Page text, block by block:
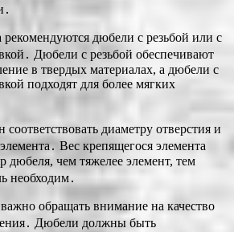
дюбели с резьбой или с
Дюбели с резьбой обеспечивают
в твердых материалах, а дюбели с
подходят для более мягких
диаметру отверстия и
Вес крепящегося элемента
дюбеля, чем тяжелее элемент, тем
необходим․
обращать внимание на качество
Дюбели должны быть